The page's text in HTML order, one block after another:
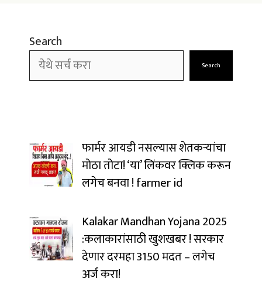
Search
Search
फार्मर आयडी नसल्यास शेतकऱ्यांचा
मोठा तोटा! ‘या’ लिंकवर क्लिक करून
लगेच बनवा ! farmer id
Kalakar Mandhan Yojana 2025
:कलाकारांसाठी खुशखबर ! सरकार
देणार दरमहा ₹3150 मदत – लगेच
अर्ज करा!